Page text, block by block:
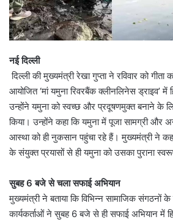
नई दिल्ली
दिल्ली की मुख्यमंत्री रेखा गुप्ता ने रविवार को
आयोजित ‘मां यमुना रिवरबैंक क्लीनलिनेस ड्राइव’ में
उन्होंने यमुना को स्वच्छ और प्रदूषणमुक्त बनाने के
किया। उन्होंने कहा कि यमुना में पूजा सामग्री और
आस्था को ही नुकसान पहुंचा रहे हैं। मुख्यमंत्री ने
के संयुक्त प्रयासों से ही यमुना को उसका पुराना
सुबह 6 बजे से चला सफाई अभियान
मुख्यमंत्री ने बताया कि विभिन्न सामाजिक संगठनों
कार्यकर्ताओं ने सुबह 6 बजे से ही सफाई अभियान में